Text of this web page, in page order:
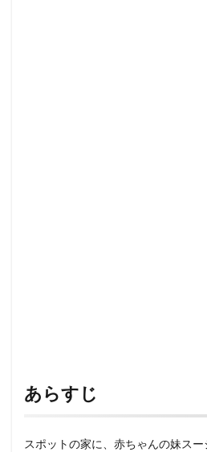
あらすじ
スポットの家に、赤ちゃんの妹ス